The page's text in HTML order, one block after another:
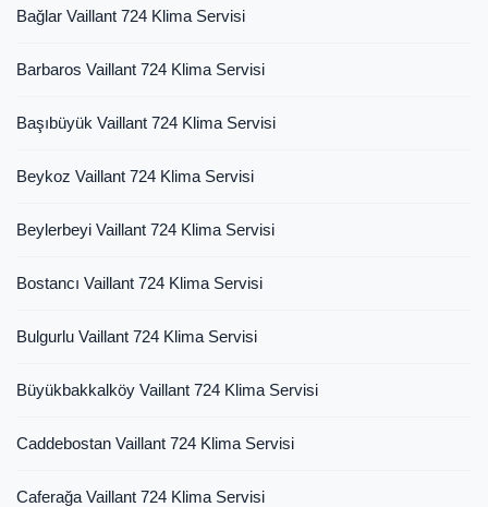
Bağlar Vaillant 724 Klima Servisi
Barbaros Vaillant 724 Klima Servisi
Başıbüyük Vaillant 724 Klima Servisi
Beykoz Vaillant 724 Klima Servisi
Beylerbeyi Vaillant 724 Klima Servisi
Bostancı Vaillant 724 Klima Servisi
Bulgurlu Vaillant 724 Klima Servisi
Büyükbakkalköy Vaillant 724 Klima Servisi
Caddebostan Vaillant 724 Klima Servisi
Caferağa Vaillant 724 Klima Servisi